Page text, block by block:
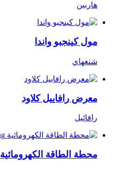
هاربين
مول كينجبو واندا
شنغهاي
معرض رافاييل كلاود
رافائيل
محطة الطاقة الكهرومائية Jiangxi Hongping